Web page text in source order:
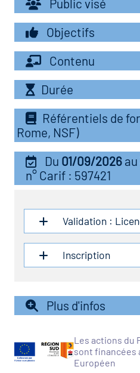
les métiers
clés métiers et
lieu d'information ou
des métiers en
des transitions
de l'Economie
Solidaire (ESS)
du secteur
de l'Industrie
emploi-formation
des secteurs
Public visé
Objectifs
Contenu
Durée
Référentiels de
Rome, NSF)
Du 01/09/2026 au
n° Carif : 597421
Validation :
Inscription
Plus d'infos
Les actions du
sont financées
Européen